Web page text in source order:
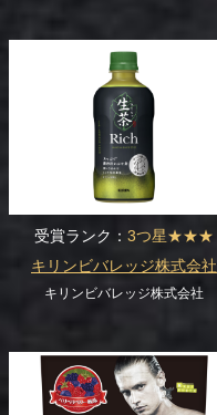
受賞ランク： 3つ星★★★
キリンビバレッジ株式会社
キリンビバレッジ株式会社